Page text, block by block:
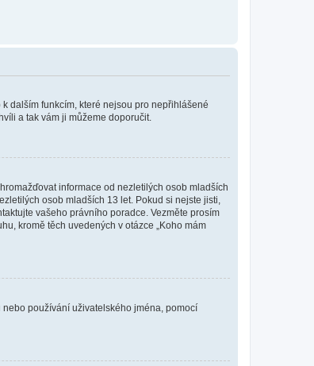
dalším funkcím, které nejsou pro nepřihlášené
a tak vám ji můžeme doporučit.
informace od nezletilých osob mladších
osob mladších 13 let. Pokud si nejste jisti,
vašeho právního poradce. Vezměte prosím
kromě těch uvedených v otázce „Koho mám
používání uživatelského jména, pomocí